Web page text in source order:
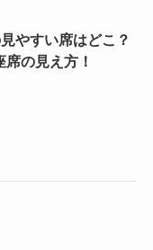
やすい席はどこ？
の見え方！